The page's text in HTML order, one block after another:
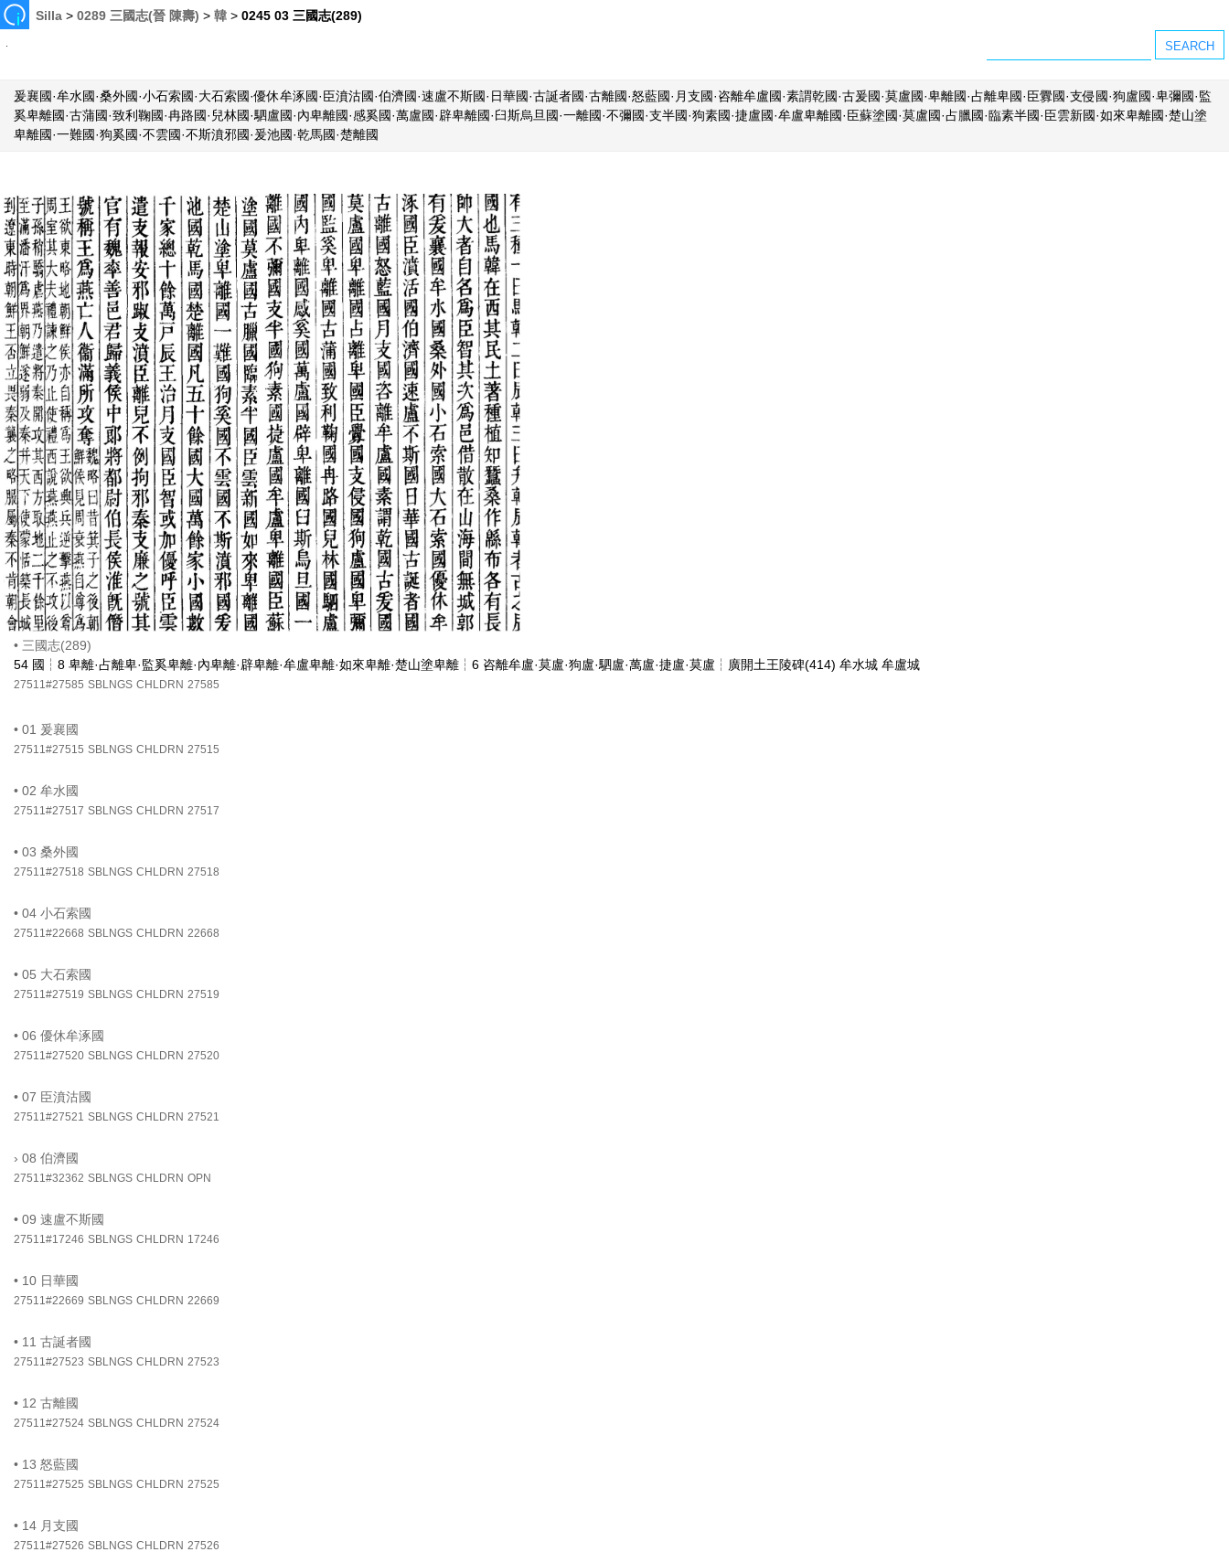
Silla >0289 三國志(晉 陳壽) >韓 >0245 03 三國志(289)
爰襄國·牟水國·桑外國·小石索國·大石索國·優休牟涿國·臣濆沽國·伯濟國·速盧不斯國·日華國·古誕者國·古離國·怒藍國·月支國·咨離牟盧國·素謂乾國·古爰國·莫盧國·卑離國·占離卑國·臣釁國·支侵國·狗盧國·卑彌國·監
奚卑離國·古蒲國·致利鞠國·冉路國·兒林國·駟盧國·內卑離國·感奚國·萬盧國·辟卑離國·臼斯烏旦國·一離國·不彌國·支半國·狗素國·捷盧國·牟盧卑離國·臣蘇塗國·莫盧國·占臘國·臨素半國·臣雲新國·如來卑離國·楚山塗
卑離國·一難國·狗奚國·不雲國·不斯濆邪國·爰池國·乾馬國·楚離國
• 三國志(289)
54 國┆8 卑離·占離卑·監奚卑離·內卑離·辟卑離·牟盧卑離·如來卑離·楚山塗卑離┆6 咨離牟盧·莫盧·狗盧·駟盧·萬盧·捷盧·莫盧┆廣開土王陵碑(414) 牟水城 牟盧城
27511#27585 SBLNGS CHLDRN 27585
• 01 爰襄國
27511#27515 SBLNGS CHLDRN 27515
• 02 牟水國
27511#27517 SBLNGS CHLDRN 27517
• 03 桑外國
27511#27518 SBLNGS CHLDRN 27518
• 04 小石索國
27511#22668 SBLNGS CHLDRN 22668
• 05 大石索國
27511#27519 SBLNGS CHLDRN 27519
• 06 優休牟涿國
27511#27520 SBLNGS CHLDRN 27520
• 07 臣濆沽國
27511#27521 SBLNGS CHLDRN 27521
› 08 伯濟國
27511#32362 SBLNGS CHLDRN OPN
• 09 速盧不斯國
27511#17246 SBLNGS CHLDRN 17246
• 10 日華國
27511#22669 SBLNGS CHLDRN 22669
• 11 古誕者國
27511#27523 SBLNGS CHLDRN 27523
• 12 古離國
27511#27524 SBLNGS CHLDRN 27524
• 13 怒藍國
27511#27525 SBLNGS CHLDRN 27525
• 14 月支國
27511#27526 SBLNGS CHLDRN 27526